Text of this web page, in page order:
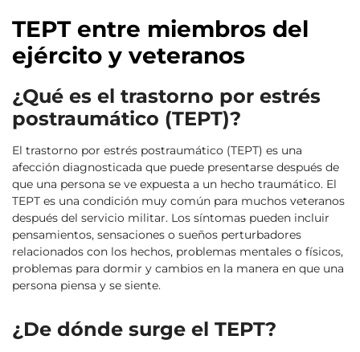
TEPT entre miembros del
ejército y veteranos
¿Qué es el trastorno por estrés
postraumático (TEPT)?
El trastorno por estrés postraumático (TEPT) es una
afección diagnosticada que puede presentarse después de
que una persona se ve expuesta a un hecho traumático. El
TEPT es una condición muy común para muchos veteranos
después del servicio militar. Los síntomas pueden incluir
pensamientos, sensaciones o sueños perturbadores
relacionados con los hechos, problemas mentales o físicos,
problemas para dormir y cambios en la manera en que una
persona piensa y se siente.
¿De dónde surge el TEPT?